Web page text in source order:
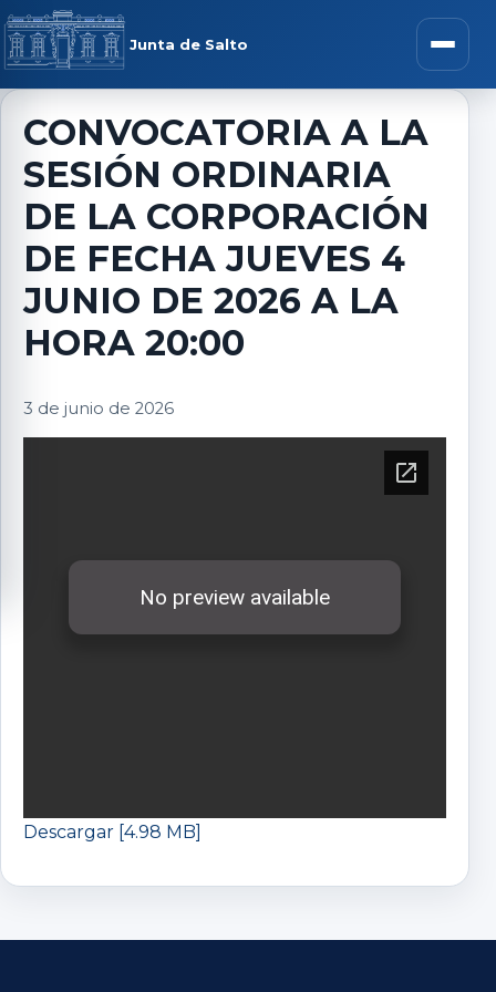
Saltar al contenido
Junta de Salto Abrir
menú
CONVOCATORIA A LA
SESIÓN ORDINARIA
DE LA CORPORACIÓN
DE FECHA JUEVES 4
JUNIO DE 2026 A LA
HORA 20:00
3 de junio de 2026
Descargar [4.98 MB]